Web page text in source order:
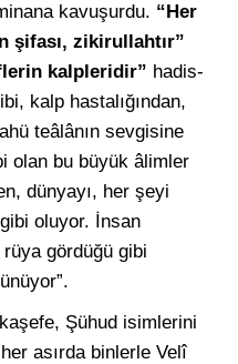
kavuşurdu. “Her
şifası, zikirullahtır”
kalpleridir” hadis-
kalp hastalığından,
teâlânın sevgisine
olan bu büyük âlimler
dünyayı, her şeyi
oluyor. İnsan
gördüğü gibi
Şühud isimlerini
asırda binlerle Velî